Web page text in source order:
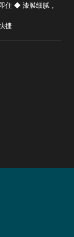
住 ◆ 漆膜细腻，
捷